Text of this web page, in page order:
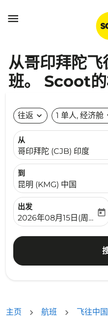

从哥印拜陀
班。 Scoot
往返 expand_more 1 单人, 经济舱
从
哥印拜陀 (CJB) 印度
到
昆明 (KMG) 中国
出发
fc-booking-departure-
2026年08月15日(周六)
today
主页 航班 飞往中国